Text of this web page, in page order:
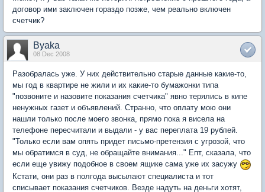
договор ими заключен гораздо позже, чем реально включен
счетчик?
Byaka
08 Dec 2008
Разобралась уже. У них действительно старые данные какие-то,
мы год в квартире не жили и их какие-то бумажонки типа
"позвоните и назовите показания счетчика" явно терялись в кипе
ненужных газет и объявлений. Странно, что оплату мою они
нашли только после моего звонка, прямо пока я висела на
телефоне пересчитали и выдали - у вас переплата 19 рублей.
"Только если вам опять придет письмо-претензия с угрозой, что
мы обратимся в суд, не обращайте внимания..." Епт, сказала, что
если еще увижу подобное в своем ящике сама уже их засужу
Кстати, они раз в полгода высылают специалиста и тот
списывает показания счетчиков. Везде надуть на деньги хотят,